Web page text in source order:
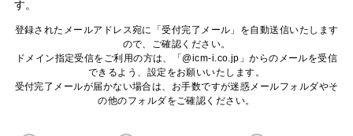
す。
登録されたメールアドレス宛に「受付完了メール」を自動送信いたします
ので、ご確認ください。
ドメイン指定受信をご利用の方は、「@icm-i.co.jp」からのメールを受信
できるよう、設定をお願いいたします。
受付完了メールが届かない場合は、お手数ですが迷惑メールフォルダやそ
の他のフォルダをご確認ください。